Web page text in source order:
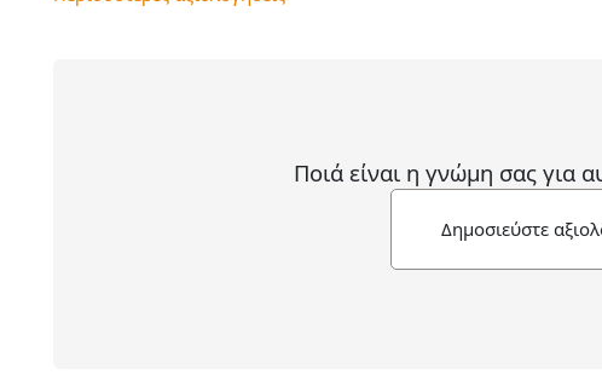
Ποιά είναι η γνώμη σας για
Δημοσιεύστε